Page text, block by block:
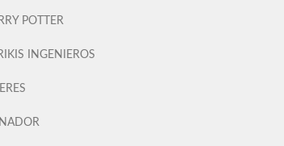
POTTER
INGENIEROS